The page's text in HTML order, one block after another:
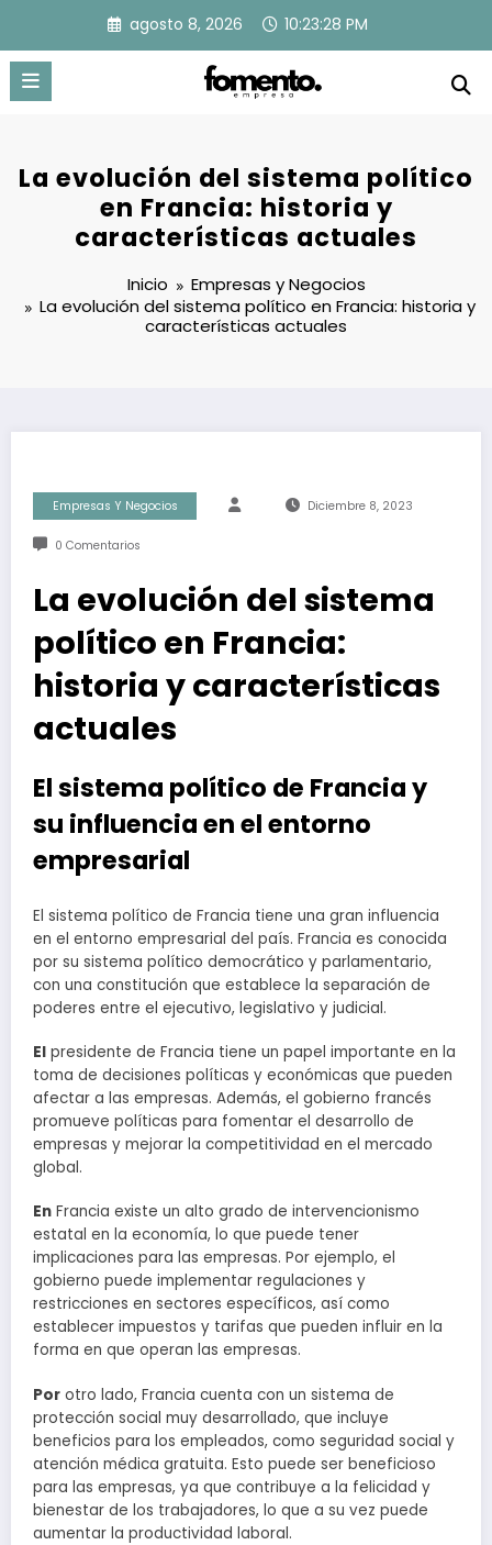
contenido
agosto 8, 2026 10:23:29 PM
La evolución del sistema político
en Francia: historia y
características actuales
Inicio
Empresas y Negocios
La evolución del sistema político en Francia: historia y
características actuales
Empresas Y Negocios Diciembre 8, 2023
0 Comentarios
La evolución del sistema
político en Francia:
historia y características
actuales
El sistema político de Francia y
su influencia en el entorno
empresarial
El sistema político de Francia tiene una gran influencia
en el entorno empresarial del país. Francia es conocida
por su sistema político democrático y parlamentario,
con una constitución que establece la separación de
poderes entre el ejecutivo, legislativo y judicial.
El presidente de Francia tiene un papel importante en la
toma de decisiones políticas y económicas que pueden
afectar a las empresas. Además, el gobierno francés
promueve políticas para fomentar el desarrollo de
empresas y mejorar la competitividad en el mercado
global.
En Francia existe un alto grado de intervencionismo
estatal en la economía, lo que puede tener
implicaciones para las empresas. Por ejemplo, el
gobierno puede implementar regulaciones y
restricciones en sectores específicos, así como
establecer impuestos y tarifas que pueden influir en la
forma en que operan las empresas.
Por otro lado, Francia cuenta con un sistema de
protección social muy desarrollado, que incluye
beneficios para los empleados, como seguridad social y
atención médica gratuita. Esto puede ser beneficioso
para las empresas, ya que contribuye a la felicidad y
bienestar de los trabajadores, lo que a su vez puede
aumentar la productividad laboral.